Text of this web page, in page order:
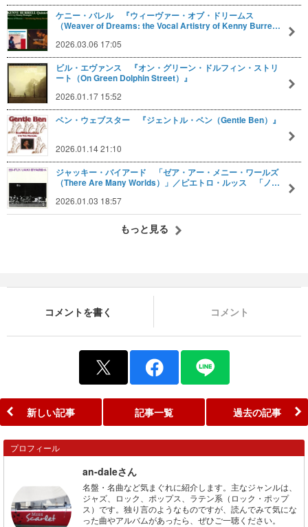
ケニー・バレル 『ウィーヴァー・オブ・ドリームス
（Weaver of Dreams: the Vocal Artistry of Kenny Burre…
2026.03.06 17:05
ビル・エヴァンス 『オン・グリーン・ドルフィン・ストリ
ート（On Green Dolphin Street）』
2026.01.17 15:52
ベン・ウェブスター 『ジェントル・ベン（Gentle Ben）』
2026.01.14 21:10
ジャッキー・バイアード 「ゼア・アー・メニー・ワールズ
（There Are Many Worlds）」／ピエトロ・ルッス 「ノ…
2026.01.03 18:57
もっと見る
コメントを書く コメント
新しい記事 記事一覧 過去の記事
プロフィール
an-daleさん
名盤・名曲など気まぐれに紹介します。主なジャンルは、
ジャズ、ロック、ポップス、ラテン系（ロック・ポップ
ス）です。独り言のようなものですが、読んでみて気にな
った曲やアルバムがあったら、ぜひご一聴ください。